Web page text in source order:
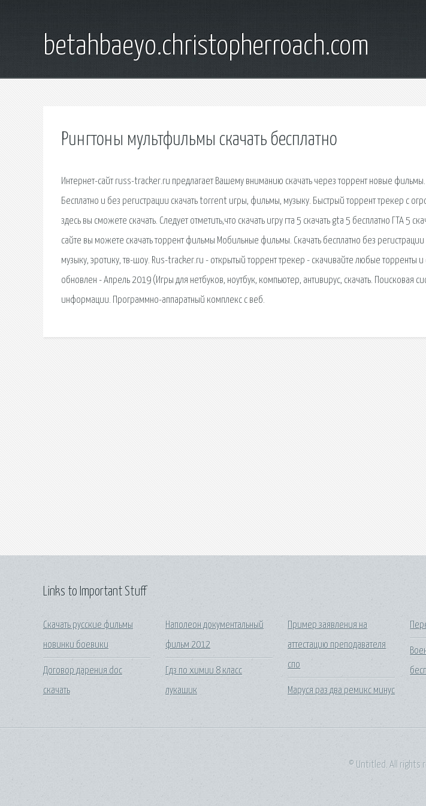
betahbaeyo.christopherroach.com
Рингтоны мультфильмы скачать бесплатно
Интернет-сайт russ-tracker.ru предлагает Вашему вниманию скачать через торрент новые
Бесплатно и без регистрации скачать torrent игры, фильмы, музыку. Быстрый торрент трекер с
здесь вы сможете скачать. Следует отметить,что скачать игру гта 5 скачать gta 5 бесплатно ГТА 5
сайте вы можете скачать торрент фильмы Мобильные фильмы. Скачать бесплатно без
музыку, эротику, тв-шоу. Rus-tracker.ru - открытый торрент трекер - скачивайте любые
обновлен - Апрель 2019 (Игры для нетбуков, ноутбук, компьютер, антивирус, скачать. Поисковая
информации. Программно-аппаратный комплекс с веб.
Links to Important Stuff
Скачать русские фильмы
новинки боевики
Договор дарения doc
скачать
Наполеон документальный
фильм 2012
Гдз по химии 8 класс
лукашик
Пример заявления на
аттестацию преподавателя
спо
Маруся раз два ремикс минус
© Untitled. All rights